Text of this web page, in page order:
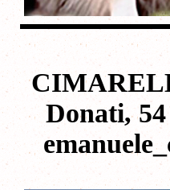
Donati, 54